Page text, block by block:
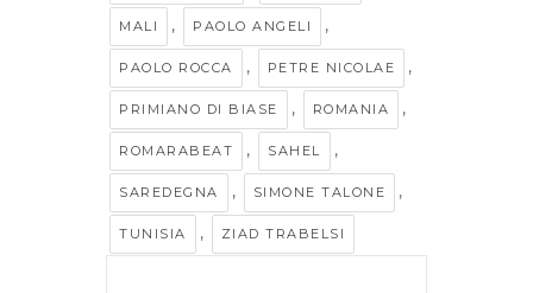
MALI , PAOLO ANGELI ,
PAOLO ROCCA , PETRE NICOLAE ,
PRIMIANO DI BIASE , ROMANIA ,
ROMARABEAT , SAHEL ,
SAREDEGNA , SIMONE TALONE ,
TUNISIA , ZIAD TRABELSI